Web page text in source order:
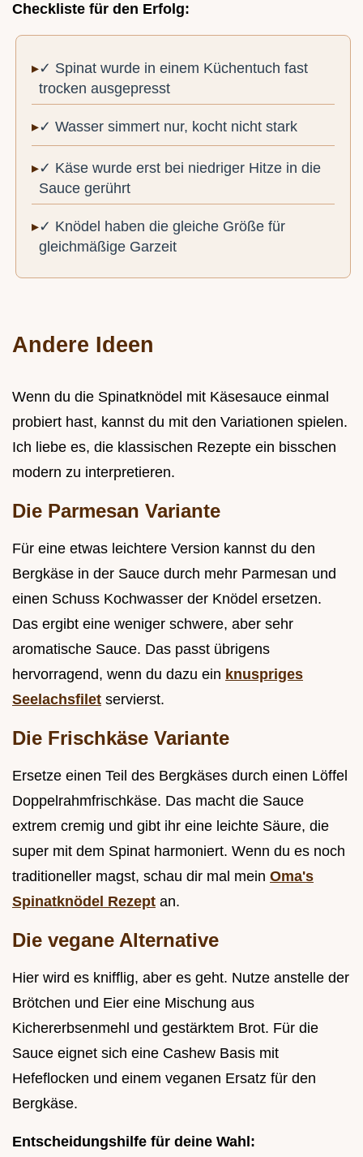
Checkliste für den Erfolg:
✓ Spinat wurde in einem Küchentuch fast
trocken ausgepresst
✓ Wasser simmert nur, kocht nicht stark
✓ Käse wurde erst bei niedriger Hitze in die
Sauce gerührt
✓ Knödel haben die gleiche Größe für
gleichmäßige Garzeit
Andere Ideen
Wenn du die Spinatknödel mit Käsesauce einmal
probiert hast, kannst du mit den Variationen spielen.
Ich liebe es, die klassischen Rezepte ein bisschen
modern zu interpretieren.
Die Parmesan Variante
Für eine etwas leichtere Version kannst du den
Bergkäse in der Sauce durch mehr Parmesan und
einen Schuss Kochwasser der Knödel ersetzen.
Das ergibt eine weniger schwere, aber sehr
aromatische Sauce. Das passt übrigens
hervorragend, wenn du dazu ein knuspriges
Seelachsfilet servierst.
Die Frischkäse Variante
Ersetze einen Teil des Bergkäses durch einen Löffel
Doppelrahmfrischkäse. Das macht die Sauce
extrem cremig und gibt ihr eine leichte Säure, die
super mit dem Spinat harmoniert. Wenn du es noch
traditioneller magst, schau dir mal mein Oma's
Spinatknödel Rezept an.
Die vegane Alternative
Hier wird es knifflig, aber es geht. Nutze anstelle der
Brötchen und Eier eine Mischung aus
Kichererbsenmehl und gestärktem Brot. Für die
Sauce eignet sich eine Cashew Basis mit
Hefeflocken und einem veganen Ersatz für den
Bergkäse.
Entscheidungshilfe für deine Wahl: